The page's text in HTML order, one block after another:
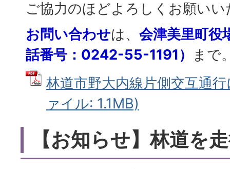
ご協力のほどよろしくお願い
お問い合わせは、 会津美里町役
話番号：0242-55-1191）
まで
林道市野大内線片側交互通
ァイル: 1.1MB)
【お知らせ】林道を